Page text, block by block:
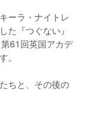
ーラ・ナイトレ
た『つぐない』
61回英国アカデ
ちと、その後の